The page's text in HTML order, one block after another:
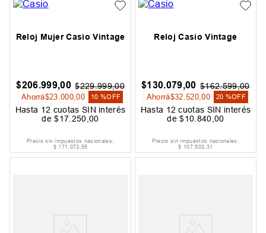
Reloj Mujer Casio Vintage
$206.999,00 $229.999,00
Ahorrá$23 .000 ,00 10 %OFF
Hasta 12 cuotas SIN interés
de$17 250 ,00
Precio sin impuestos nacionales:
$ 171.073,55
Reloj Casio Vintage
$130.079,00 $162.599,00
Ahorrá$32 520,00 20 %OFF
Hasta 12 cuotas SIN interés
de$10 840 00
Precio sin impuestos nacionales:
$ 107.503,31